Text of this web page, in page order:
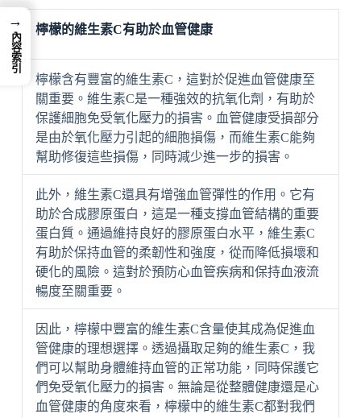
檸檬的維生素C有助於血管健康
檸檬含有豐富的維生素C，這對於促進血管健康至
關重要。維生素C是一種強效的抗氧化劑，有助於
保護細胞免受氧化壓力的損害。血管健康受損部分
是由於氧化壓力引起的細胞損傷，而維生素C能夠
幫助修復這些損傷，同時減少進一步的損害。
此外，維生素C還具有增強血管彈性的作用。它有
助於合成膠原蛋白，這是一種支撐血管結構的重要
蛋白質。通過維持良好的膠原蛋白水平，維生素C
有助於保持血管的柔韌性和強度，從而降低損壞和
硬化的風險。這對於預防心血管疾病和保持血液流
暢度至關重要。
因此，檸檬中豐富的維生素C含量使其成為促進血
管健康的理想選擇。透過攝取足夠的維生素C，我
們可以幫助身體維持血管的正常功能，同時保護它
們免受氧化壓力的損害。無論是從整體健康還是心
血管健康的角度來看，檸檬中的維生素C都對我們
→
內容索引